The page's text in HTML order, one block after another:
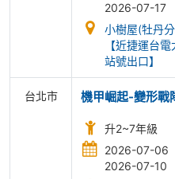
2026-07-17
小樹屋(牡丹
【近捷運台電
站號出口】
台北市 機甲崛起-變形戰
升2~7年級
2026-07-06
2026-07-10